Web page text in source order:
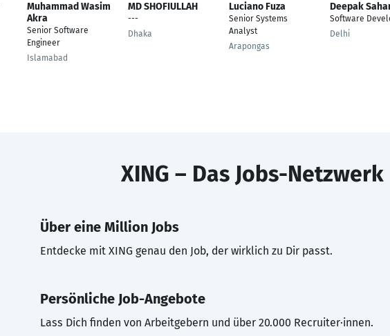
Muhammad Wasim
Akra
Senior Software
Engineer
Islamabad
MD SHOFIULLAH
---
Dhaka
Luciano Fuza
Senior Systems
Analyst
Arapongas
Deepak
Software
Delhi
XING – Das Jobs-Netzwerk
Über eine Million Jobs
Entdecke mit XING genau den Job, der wirklich zu Dir passt.
Persönliche Job-Angebote
Lass Dich finden von Arbeitgebern und über 20.000 Recruiter·innen.